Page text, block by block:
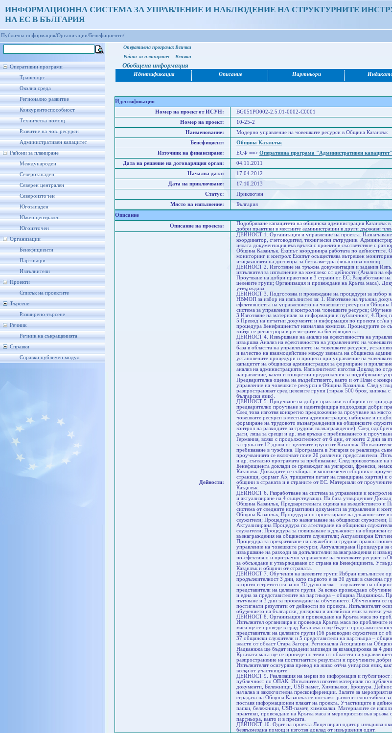
ИНФОРМАЦИОННА СИСТЕМА ЗА УПРАВЛЕНИЕ И НАБЛЮДЕНИЕ НА СТРУКТУРНИТЕ
НА ЕС В БЪЛГАРИЯ
Публична информация/Организации/Бенефициенти/
Оперативни програми
Транспорт
Околна среда
Регионално развитие
Конкурентоспособност
Техническа помощ
Развитие на чов. ресурси
Административен капацитет
Райони за планиране
Международен
Северозападен
Северен централен
Североизточен
Югозападен
Южен централен
Югоизточен
Организации
Бенефициенти
Партньори
Изпълнители
Проекти
Списък на проектите
Търсене
Разширено търсене
Речник
Речник на съкращенията
Справки
Справки публичен модул
Оперативна програма: Всички
Район за планиране:
Всички
Обобщена информация
Идентификация Описание Партньори
Идентификация
Номер на проект от ИСУН:
BG051PO002-2.5.01-0002-C0001
Номер на проект:
10-25-2
Наименование:
Модерно управление на човешките ресурси в Община Казанлък
Бенефициент:
Община Казанлък
Източник на финансиране:
ЕСФ ==> Оперативна програма "Административен капацитет"
Дата на решение на договарящия орган:
04.11.2011
Начална дата:
17.04.2012
Дата на приключване:
17.10.2013
Статус:
Приключен
Място на изпълнение:
България
Описание
Описание на проекта:
Подобряване капацитета на общинска администрация Казанлък
добри практики в местните администрации в други държави
Дейности:
ДЕЙНОСТ 1. Организация и управление на проекта. Назначаване
координатор, счетоводител, технически сътрудник.
цялата документация във връзка с проекта в съответствие с
Община Казанлък. Екипът координира работата по дейностите.
мониторинг и контрол: Екипът осъществява вътрешен
изискванията на договора за безвъзмездна финансова помощ.
ДЕЙНОСТ 2. Изготвяне на тръжна документация и задания
изпълнител за изпълнение на комплекс от дейности (Анализ на
Проучване на добри практики в 3 страни от ЕС; Разработване
целевите групи; Организация и провеждане на Кръгла маса).
утвърждава.
ДЕЙНОСТ 3. Подготовка и провеждане на процедури за избор
НВМОП за избор на изпълнител за: 1. Изготвяне на тръжна
ефективността на управлението на човешките ресурси в
система за управление и контрол на човешките ресурси;
3.Изготвяне на материали за информация и публичност; 4.Пред
5.Превод на печатни документи и информация по проекта от/на
процедура Бенефициентът назначава комисия. Процедурите се
който се регистрира в регистрите на бенефициента.
ДЕЙНОСТ 4. Извършване на анализ на ефективността на
извършва Анализ на ефективността на управлението на
база в областта на управлението на човешките ресурси,
и качество на взаимодействие между звената на общинска
установените процедури и процеси при управление на
капацитет на общинска администрация за формиране и
анализ на администрацията. Изпълнителят изготвя Доклад по
направление, както и конкретни предложения за подобряване
Предварителна оценка на въздействието, както и от План с
управление на човешките ресурси в Община Казанлък. След
разпространяват сред целевите групи (тираж 500 броя, книжка
български език).
ДЕЙНОСТ 5. Проучване на добри практики в общини от три
предварително проучване и идентифицира подходящи добри
След това изготвя конкретно предложение за проучване на
човешките ресурси в местната администрация; набиране и
формиране на трудовото възнаграждения на общинските
контрол на разходите за трудови възнаграждение). След
дати, лица за срещи и др. във връзка с пребиваването и
Германия, всяко с продължителност от 6 дни, от които 2 дни за
за група от 12 души от целевите групи от Казанлък.
пребиваване в чужбина. Програмата в Унгария се реализира
проучванията се включват поне 20 различни представители.
и др. съгласно програмата за пребиваване. След приключване
Бенефициента доклади се превеждат на унгарски, френски,
Казанлък. Докладите се събират в многоезичен сборник с
страници, формат А5, трицветен печат на гланцирана хартия)
общини в страната и в страните от ЕС. Материали от
Казанлък.
ДЕЙНОСТ 6. Разработване на система за управление и контрол
и актуализиране на 4 съществуващи. На база утвърденият
Община Казанлък, Предварителната оценка на въздействието и
система от следните нормативни документи за управление и
Община Казанлък; Процедура по проектиране на длъжностите
служители; Процедура по назначаване на общински
Актуализирана Процедура по атестиране на общински
служители; Процедура за повишаване в длъжност на общински
възнаграждения на общинските служители; Актуализиран
Процедура за прекратяване на служебни и трудови
управление на човешките ресурси; Актуализирана Процедура за
извършване на разходи за допълнителни възнаграждения и
по-ефективно и прозрачно управление на човешките ресурси в
за обсъждане и утвърждаване от страна на Бенефициента.
Казанлък и общини от страната.
ДЕЙНОСТ 7. Обучения на целевите групи Избран изпълнител
продължителност 3 дни, като първото е за 30 души в смесена
второто и третото са за по 70 души всяко – служители на
представители на целевите групи. За всяко провеждано
и една за представителите на партньора – община Надканижа.
пътуване и 3 дни за провеждане на обучението. Обученията се
постигнати резултати от дейности по проекта. Изпълнителят
обучението на български, унгарски и английски език за всеки
ДЕЙНОСТ 8. Организация и провеждане на Кръгла маса по
Изпълнител организира и провежда Кръгла маса по проблемите
маса ще се проведе в град Казанлък и ще бъде с
представители на целевите групи (16 ръководни служители от
37 общински служители и 5 представители на партньора –
власти от област Стара Загора, Регионална Асоциация на
Надканижа ще бъдат издадени заповеди за командировка за 4
Кръглата маса ще се проведе по теми от областта на
разпространение на постигнатите резултати и проучените
Изпълнителят осигурява превод на живо от/на унгарски език,
всеки от участниците.
ДЕЙНОСТ 9. Реализация на мерки по информация и публичност
публичност по ОПАК. Изпълнител изготвя материали по
документи, Бележници, USB памет, Химикалки, Брошура.
начална и заключителна пресконференции. Залите за
сградата на Община Казанлък се поставят разяснителни табели
поставя информационен плакат на проекта. Участниците в
папки, бележници, USB-памет, химикалки. Материалите се
практики, провеждане на Кръгла маса и мероприятия във
партньора, както и в пресата.
ДЕЙНОСТ 10. Одит на проекта Лицензиран одитор извършва
безвъзмездна помощ и изготвя доклад от извършения одит.